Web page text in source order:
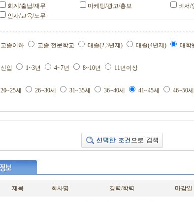
회계/출납/재무
마케팅/광고/홍보
비서/
인사/교육/노무
고졸이하 고졸.전문학교 대졸(2,3년제) 대졸(4년제) 대학
신입 1~3년 4~7년 8~10년 11년이상
20~25세 26~30세 31~35세 36~40세 41~45세 46~50세
제목 회사명 경력/학력 마감일